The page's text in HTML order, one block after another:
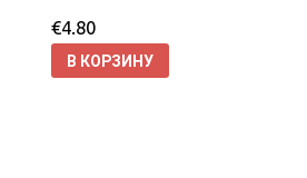
€4.80
В КОРЗИНУ